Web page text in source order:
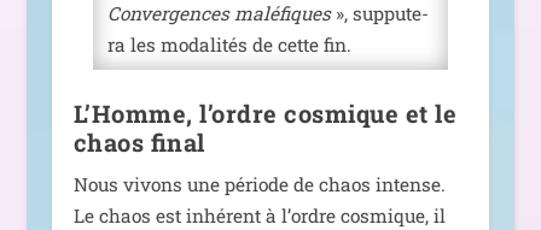
Convergences malé­fiques», sup­pu­te­
ra les moda­li­tés de cette fin.
L’Homme, l’ordre cosmique et le
chaos final
Nous vivons une période de chaos intense.
Le chaos est inhé­rent à l’ordre cos­mique, il